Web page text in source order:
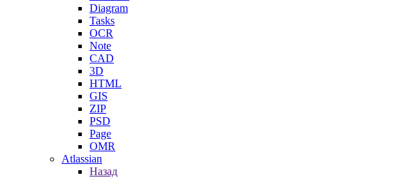
Diagram
Tasks
OCR
Note
CAD
3D
HTML
GIS
ZIP
PSD
Page
OMR
Atlassian
Назад